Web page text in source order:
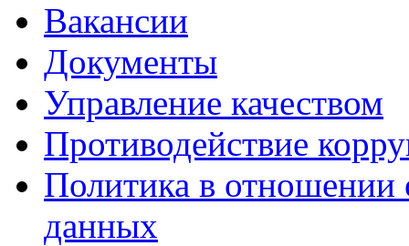
Вакансии
Документы
Управление качеством
Противодействие
Политика в отношении
данных